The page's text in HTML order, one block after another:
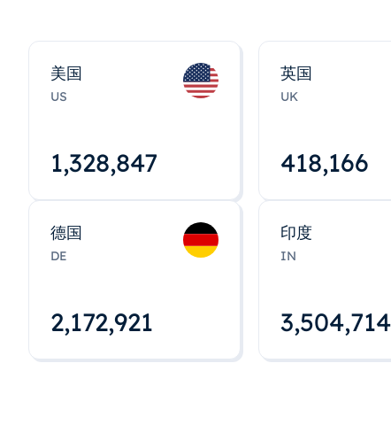
美国
US
1,328,848
英国
UK
418,167
德国
DE
2,172,922
印度
IN
3,504,715